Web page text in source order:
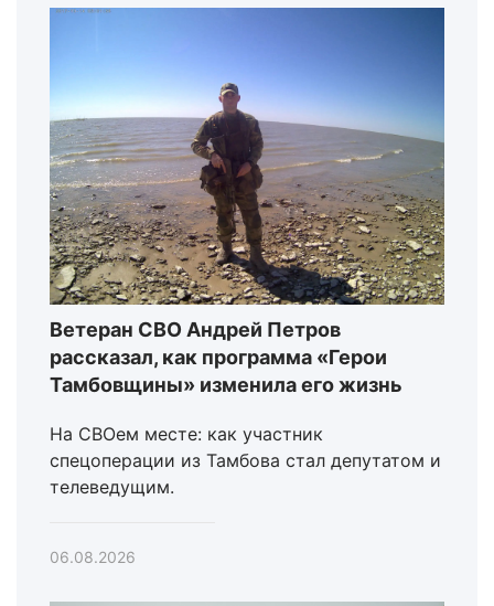
Ветеран СВО Андрей Петров
рассказал, как программа «Герои
Тамбовщины» изменила его жизнь
На СВОем месте: как участник
спецоперации из Тамбова стал депутатом и
телеведущим.
06.08.2026